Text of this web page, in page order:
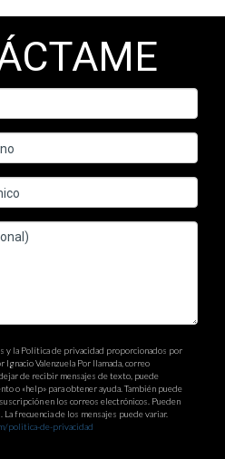
y la Política de privacidad proporcionados por
Ignacio Valenzuela Por llamada, correo
de recibir mensajes de texto, puede
o «help» para obtener ayuda. También puede
suscripción en los correos electrónicos. Pueden
frecuencia de los mensajes puede variar.
politica-de-privacidad